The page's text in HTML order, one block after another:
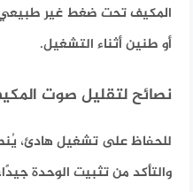
المكيف تحت ضغط غير
أو طنين أثناء التشغيل.
نصائح لتقليل صوت
للحفاظ على تشغيل هادئ،
والتأكد من تثبيت الوحدة